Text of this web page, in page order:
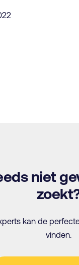
niet
kan de
vinden.